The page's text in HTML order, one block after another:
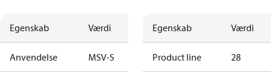
Egenskab Værdi
Anvendelse MSV-S
Egenskab Værdi
Product line 28